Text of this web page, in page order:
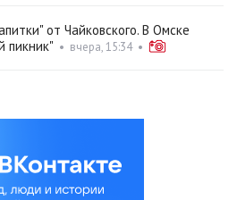
от Чайковского. В Омске
пикник" • вчера, 15:34•